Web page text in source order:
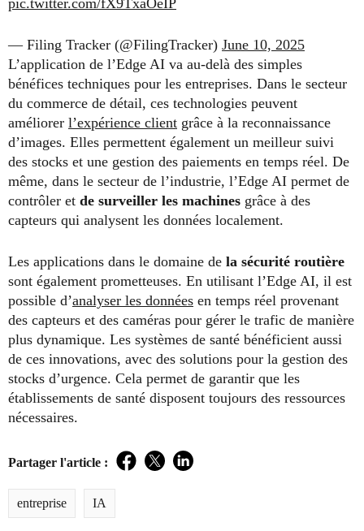
pic.twitter.com/fX9TxaOeIP
— Filing Tracker (@FilingTracker) June 10, 2025
L’application de l’Edge AI va au-delà des simples
bénéfices techniques pour les entreprises. Dans le secteur
du commerce de détail, ces technologies peuvent
améliorer l’expérience client grâce à la reconnaissance
d’images. Elles permettent également un meilleur suivi
des stocks et une gestion des paiements en temps réel. De
même, dans le secteur de l’industrie, l’Edge AI permet de
contrôler et de surveiller les machines grâce à des
capteurs qui analysent les données localement.
Les applications dans le domaine de la sécurité routière
sont également prometteuses. En utilisant l’Edge AI, il est
possible d’analyser les données en temps réel provenant
des capteurs et des caméras pour gérer le trafic de manière
plus dynamique. Les systèmes de santé bénéficient aussi
de ces innovations, avec des solutions pour la gestion des
stocks d’urgence. Cela permet de garantir que les
établissements de santé disposent toujours des ressources
nécessaires.
Partager l'article : Facebook
TwitterLinkedIn
entreprise IA